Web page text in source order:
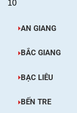
10
AN GIANG
BẮC GIANG
BẠC LIÊU
BẾN TRE